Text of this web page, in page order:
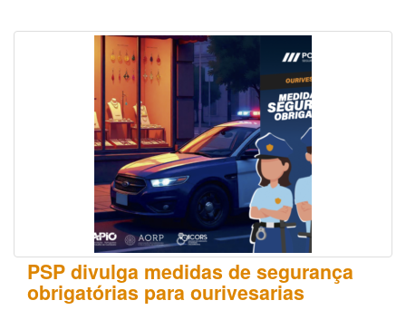
PSP divulga medidas de segurança
obrigatórias para ourivesarias